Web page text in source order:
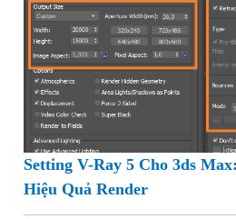
Setting V-Ray 5 Cho 3ds
Hiệu Quả Render